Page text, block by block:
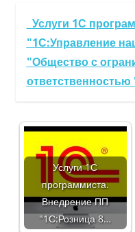
Услуги 1С
"1С:Управление
"Общество с
Услуги 1С
программиста.
Внедрение ПП
"1С:Розница 8…